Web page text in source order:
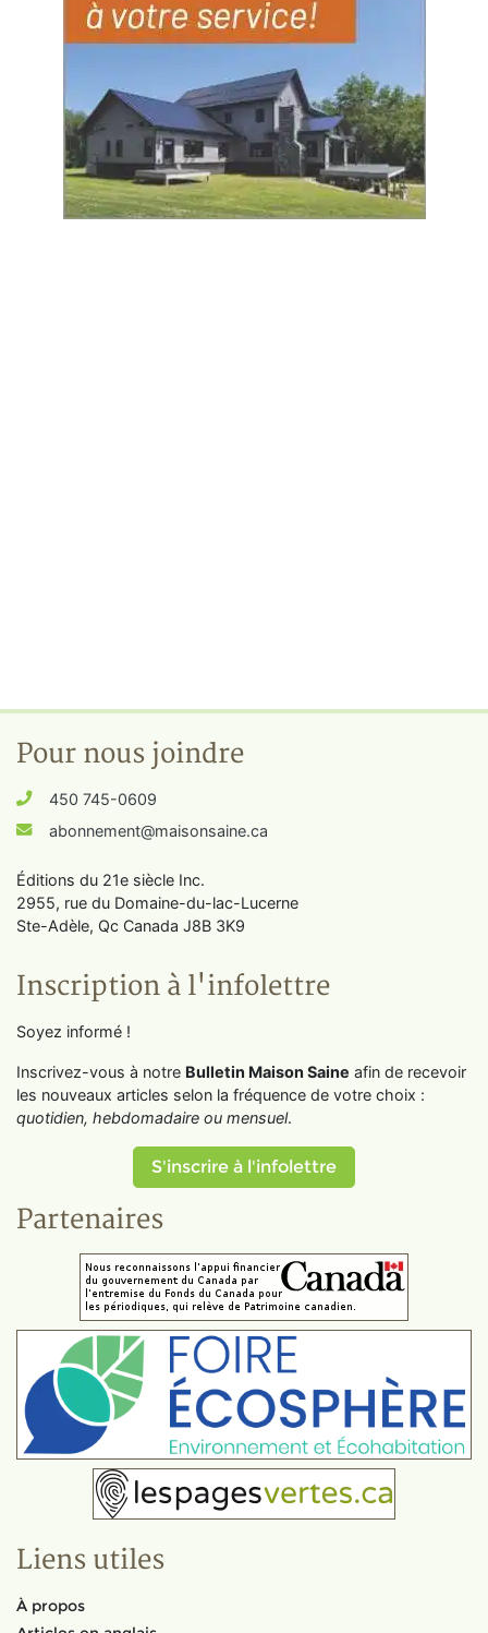
Pour nous joindre
450 745-0609
abonnement@maisonsaine.ca
Éditions du 21e siècle Inc.
2955, rue du Domaine-du-lac-Lucerne
Ste-Adèle, Qc Canada J8B 3K9
Inscription à l'infolettre
Soyez informé !
Inscrivez-vous à notre Bulletin Maison Saine afin de recevoir
les nouveaux articles selon la fréquence de votre choix :
quotidien, hebdomadaire ou mensuel.
S'inscrire à l'infolettre
Partenaires
Liens utiles
À propos